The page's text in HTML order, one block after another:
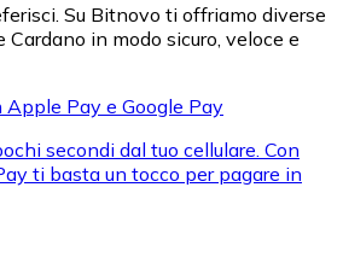
Su Bitnovo ti offriamo diverse
in modo sicuro, veloce e
Pay e Google Pay
secondi dal tuo cellulare. Con
ti basta un tocco per pagare in